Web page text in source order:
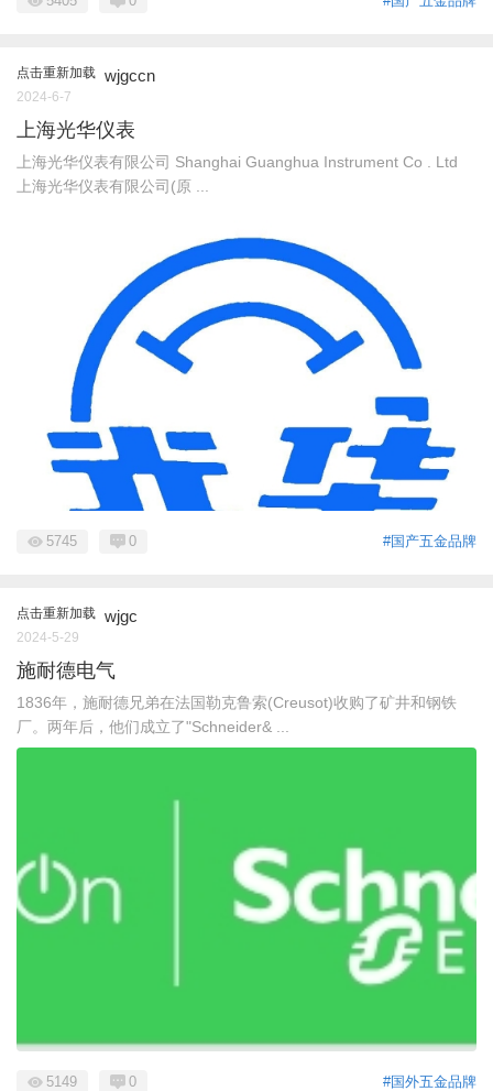
点击重新加载 wjgccn
2024-6-7
上海光华仪表
上海光华仪表有限公司 Shanghai Guanghua Instrument Co . Ltd
上海光华仪表有限公司(原 ...
#国产五金品牌
5745 0
点击重新加载 wjgc
2024-5-29
施耐德电气
1836年，施耐德兄弟在法国勒克鲁索(Creusot)收购了矿井和钢铁
厂。两年后，他们成立了"Schneider& ...
#国外五金品牌
5149 0